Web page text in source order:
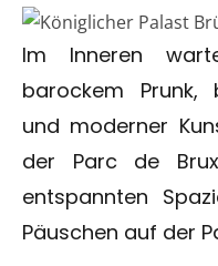
Im Inneren
barockem Prunk,
und moderner
der Parc de
entspannten
Päuschen auf der